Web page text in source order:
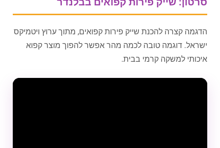
הדגמה קצרה להכנת שייק פירות קפואים, מתוך ערוץ ויטמיקס
ישראל. דוגמה טובה לכמה מהר אפשר להפוך מוצר קפוא
איכותי למשקה קרמי בבית.